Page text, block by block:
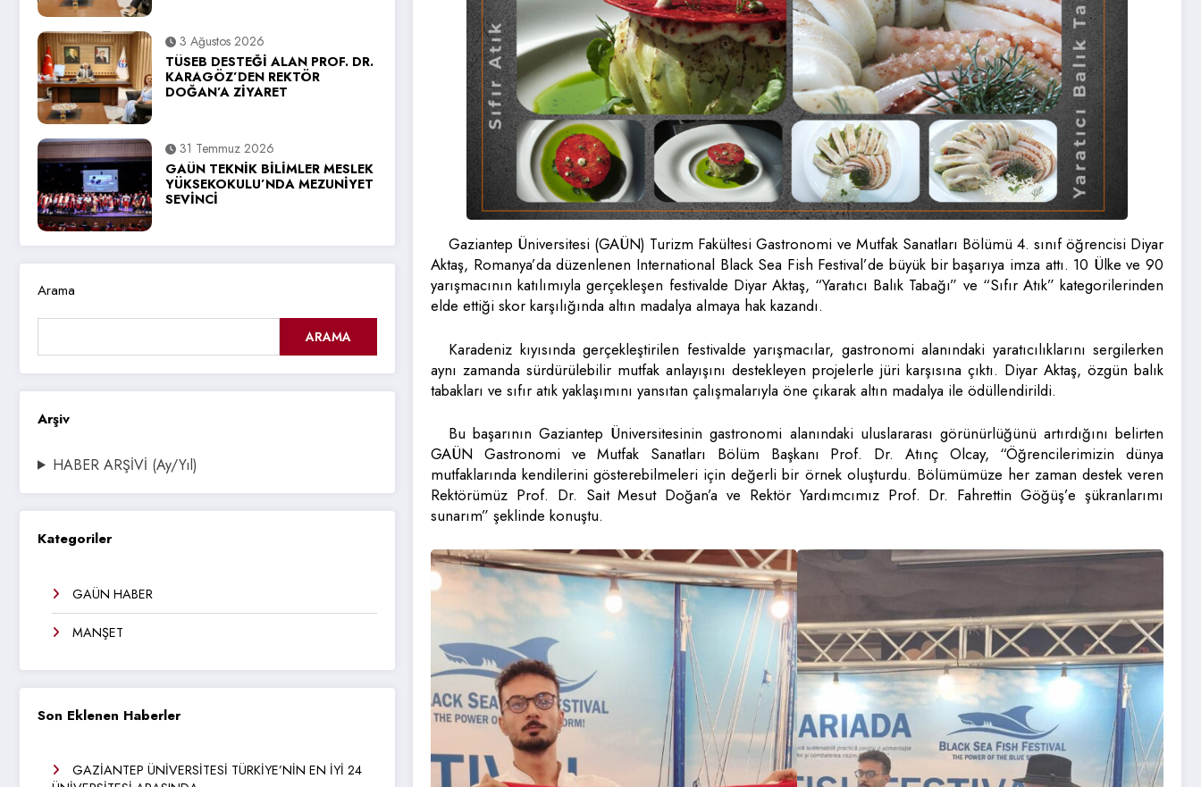
3 Ağustos 2026
TÜSEB DESTEĞİ ALAN PROF. DR.
KARAGÖZ’DEN REKTÖR
DOĞAN’A ZİYARET
31 Temmuz 2026
GAÜN TEKNİK BİLİMLER MESLEK
YÜKSEKOKULU’NDA MEZUNİYET
SEVİNCİ
Arama
ARAMA
Arşiv
HABER ARŞİVİ (Ay/Yıl)
Kategoriler
GAÜN HABER
MANŞET
Son Eklenen Haberler
GAZİANTEP ÜNİVERSİTESİ TÜRKİYE’NİN EN İYİ 24
Gaziantep Üniversitesi (GAÜN) Turizm Fakültesi Gastronomi ve Mutfak Sanatları Bölümü 4. sınıf öğrencisi Diyar
Aktaş, Romanya’da düzenlenen International Black Sea Fish Festival’de büyük bir başarıya imza attı. 10 Ülke ve 90
yarışmacının katılımıyla gerçekleşen festivalde Diyar Aktaş, “Yaratıcı Balık Tabağı” ve “Sıfır Atık” kategorilerinden
elde ettiği skor karşılığında altın madalya almaya hak kazandı.
Karadeniz kıyısında gerçekleştirilen festivalde yarışmacılar, gastronomi alanındaki yaratıcılıklarını sergilerken
aynı zamanda sürdürülebilir mutfak anlayışını destekleyen projelerle jüri karşısına çıktı. Diyar Aktaş, özgün balık
tabakları ve sıfır atık yaklaşımını yansıtan çalışmalarıyla öne çıkarak altın madalya ile ödüllendirildi.
Bu başarının Gaziantep Üniversitesinin gastronomi alanındaki uluslararası görünürlüğünü artırdığını belirten
GAÜN Gastronomi ve Mutfak Sanatları Bölüm Başkanı Prof. Dr. Atınç Olcay, “Öğrencilerimizin dünya
mutfaklarında kendilerini gösterebilmeleri için değerli bir örnek oluşturdu. Bölümümüze her zaman destek veren
Rektörümüz Prof. Dr. Sait Mesut Doğan’a ve Rektör Yardımcımız Prof. Dr. Fahrettin Göğüş’e şükranlarımı
sunarım” şeklinde konuştu.